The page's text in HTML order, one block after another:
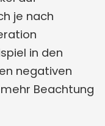
je nach
in den
negativen
Beachtung